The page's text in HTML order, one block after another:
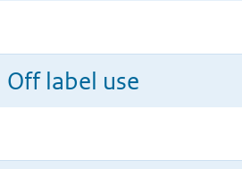
Off label use